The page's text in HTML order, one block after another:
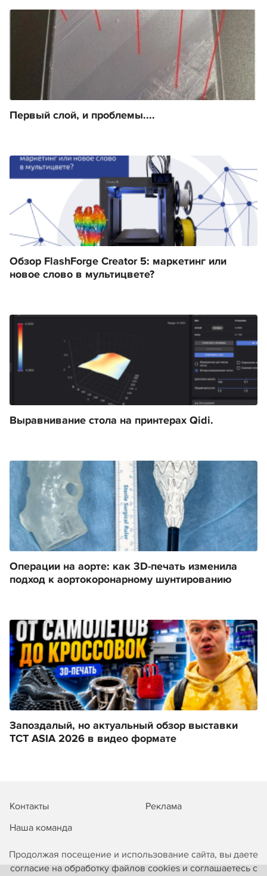
Продолжая посещение и использование сайта, вы даете
согласие на обработку файлов cookies и соглашаетесь с
Первый слой, и проблемы....
Обзор FlashForge Creator 5: маркетинг или
новое слово в мультицвете?
Выравнивание стола на принтерах Qidi.
Операции на аорте: как 3D-печать изменила
подход к аортокоронарному шунтированию
Запоздалый, но актуальный обзор выставки
TCT ASIA 2026 в видео формате
Контакты
Реклама
Наша команда